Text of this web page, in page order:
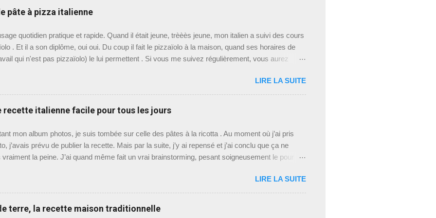
pâte à pizza italienne
quotidien pratique et rapide. Quand il était jeune, trèèès jeune, mon italien a suivi des cours
. Et il a son diplôme, oui oui. Du coup il fait le pizzaïolo à la maison, quand ses horaires de
qui n'est pas pizzaïolo) le lui permettent . Si vous me suivez régulièrement, vous aurez
les mains à la pâte (c'est le cas de le dire) tous les deux, ce qui est rare car je ne suis
pas partageuse en cuisine: ou c'est moi, ou c'est lui. Cette recette est donc celle que mon
les techniques aussi qu'il a cependant revisitées pour un usage quotidien, pratique et
pas de repos de la pate 48 ou 72 heures comme dans une pizzeria digne de ce nom . Pas de
LIRE LA SUITE
recette italienne facile pour tous les jours
mon album photos, je suis tombée sur celle des pâtes à la ricotta . Au moment où j’ai pris
j’avais prévu de publier la recette. Mais par la suite, j’y ai repensé et j’ai conclu que ça ne
vraiment la peine. J’ai quand même fait un vrai brainstorming, pesant soigneusement le pour et
au beurre. Eh oui, Graziella, tant que tu y es, autant publier aussi celle du jambon-purée, non ?
dommage de garder la photo pour moi, maintenant qu'elle est faite autant la partager avec
cette recette. C'est un peu THE plat de pasta pour les enfants ici, et nous les grands on
- Il y a le petit truc en plus qui fait que la recette n'est pas une simple pasta e ricotta , ce
LIRE LA SUITE
terre, la recette maison traditionnelle